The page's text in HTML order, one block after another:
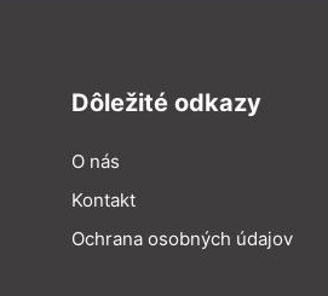
Dôležité odkazy
O nás
Kontakt
Ochrana osobných údajov